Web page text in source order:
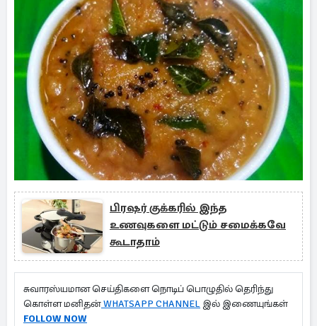
பிரஷர் குக்கரில் இந்த
உணவுகளை மட்டும் சமைக்கவே
கூடாதாம்
சுவாரஸ்யமான செய்திகளை நொடிப் பொழுதில் தெரிந்து
கொள்ள மனிதன்WHATSAPP CHANNEL இல் இணையுங்கள்
FOLLOW NOW